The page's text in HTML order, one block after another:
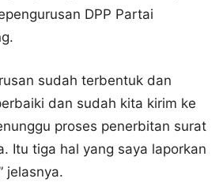
DPP Partai
sudah terbentuk dan
dan sudah kita kirim ke
proses penerbitan surat
Itu tiga hal yang saya laporkan
jelasnya.